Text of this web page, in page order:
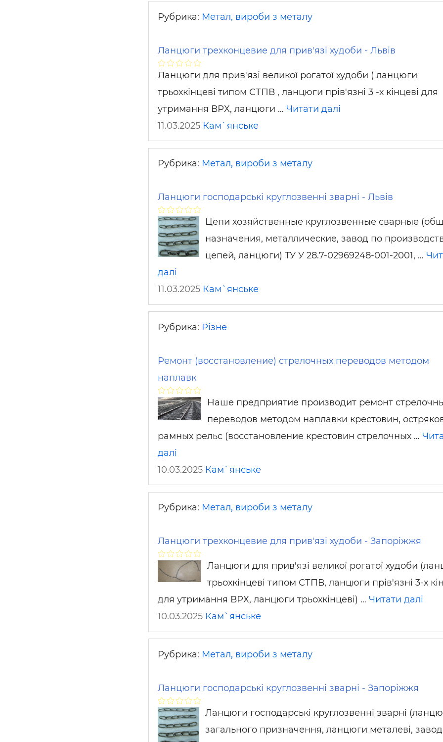
Рубрика: Метал, вироби з металу
Ланцюги трехконцевие для прив'язі худоби - Львів
Ланцюги для прив'язі великої рогатої худоби ( ланцюги
трьохкінцеві типом СТПВ , ланцюги прів'язні 3 -х кінцеві для
утримання ВРХ, ланцюги … Читати далі
11.03.2025 Кам`янське
Рубрика: Метал, вироби з металу
Ланцюги господарські круглозвенні зварні - Львів
Цепи хозяйственные круглозвенные сварные
назначения, металлические, завод по
цепей, ланцюги) ТУ У 28.7-02969248-001-2001, …
далі
11.03.2025 Кам`янське
Рубрика: Різне
Ремонт (восстановление) стрелочных переводов методом
наплавк
Наше предприятие производит ремонт
переводов методом наплавки крестовин,
рамных рельс (восстановление крестовин стрелочных …
далі
10.03.2025 Кам`янське
Рубрика: Метал, вироби з металу
Ланцюги трехконцевие для прив'язі худоби - Запоріжжя
Ланцюги для прив'язі великої рогатої худоби
трьохкінцеві типом СТПВ, ланцюги прів'язні 3-х
для утримання ВРХ, ланцюги трьохкінцеві) … Читати далі
10.03.2025 Кам`янське
Рубрика: Метал, вироби з металу
Ланцюги господарські круглозвенні зварні - Запоріжжя
Ланцюги господарські круглозвенні зварні
загального призначення, ланцюги металеві,